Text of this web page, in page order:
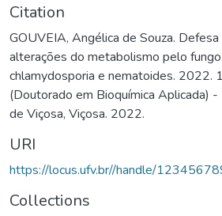
Citation
GOUVEIA, Angélica de Souza.
alterações do metabolismo pelo
chlamydosporia e nematoides. 2022.
(Doutorado em Bioquímica Aplicada)
de Viçosa, Viçosa. 2022.
URI
https://locus.ufv.br//handle/
Collections